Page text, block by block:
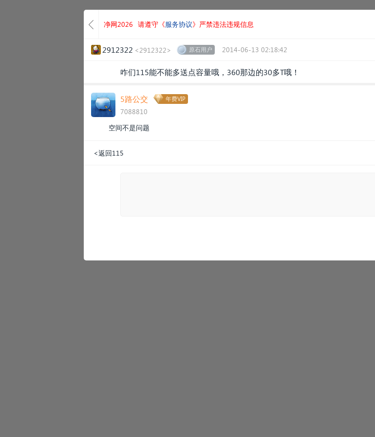
净网2026 请遵守《服务协议》严禁违法违规信息
2912322 <2912322> 原石用户 2014-06-13 02:18:42
咋们115能不能多送点容量哦，360那边的30多T哦！
5路公交 年费VIP
7088810
空间不是问题
<返回115